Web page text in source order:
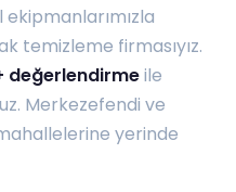
temizleme firmasıyız.
değerlendirmeile
Merkezefendi ve
yerinde